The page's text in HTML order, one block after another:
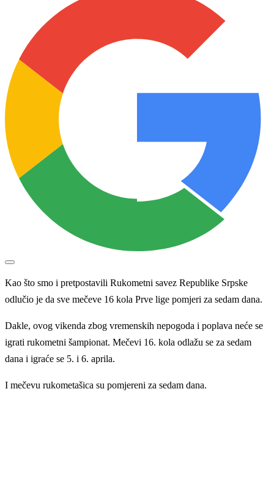
Kao što smo i pretpostavili Rukometni savez Republike Srpske
odlučio je da sve mečeve 16 kola Prve lige pomjeri za sedam dana.
Dakle, ovog vikenda zbog vremenskih nepogoda i poplava neće se
igrati rukometni šampionat. Mečevi 16. kola odlažu se za sedam
dana i igraće se 5. i 6. aprila.
I mečevu rukometašica su pomjereni za sedam dana.